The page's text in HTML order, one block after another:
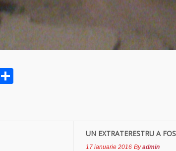
blesteme Sandra
Tămăduitoarea
Somerda
Vrăjitoarea
Anastasia Venus
are cele mai
UN EXTRATERESTRU A
17 ianuarie 2016 Byadmin